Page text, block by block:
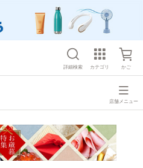
詳細検索 カテゴリ かご
店舗メニュー